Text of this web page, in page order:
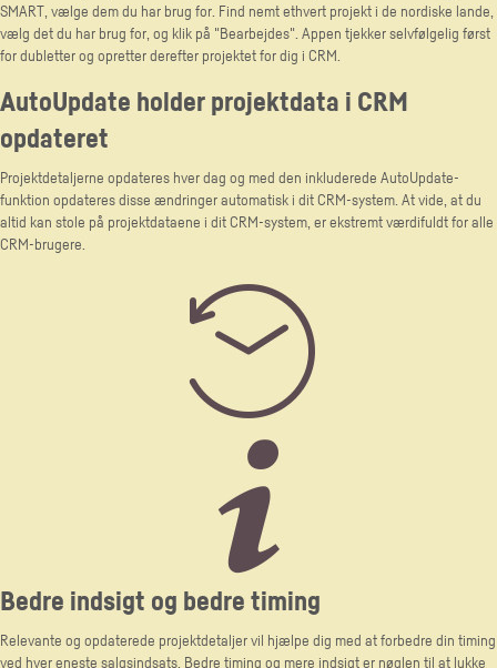
SMART, vælge dem du har brug for. Find nemt ethvert projekt i de nordiske lande,
vælg det du har brug for, og klik på "Bearbejdes". Appen tjekker selvfølgelig først
for dubletter og opretter derefter projektet for dig i CRM.
AutoUpdate holder projektdata i CRM
opdateret
Projektdetaljerne opdateres hver dag og med den inkluderede AutoUpdate-
funktion opdateres disse ændringer automatisk i dit CRM-system. At vide, at du
altid kan stole på projektdataene i dit CRM-system, er ekstremt værdifuldt for alle
CRM-brugere.
Bedre indsigt og bedre timing
Relevante og opdaterede projektdetaljer vil hjælpe dig med at forbedre din timing
ved hver eneste salgsindsats. Bedre timing og mere indsigt er nøglen til at lukke